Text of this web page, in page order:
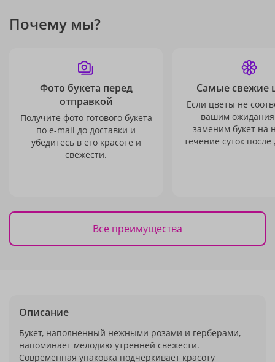
Почему мы?
Фото букета перед
отправкой
Получите фото готового букета
по e-mail до доставки и
убедитесь в его красоте и
свежести.
Самые свежие
Если цветы не
вашим
заменим букет на
течение суток после
Все преимущества
Описание
Букет, наполненный нежными розами и герберами,
напоминает мелодию утренней свежести.
Современная упаковка подчеркивает красоту